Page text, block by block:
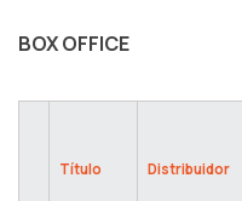
BOX OFFICE
Título Distribuidor